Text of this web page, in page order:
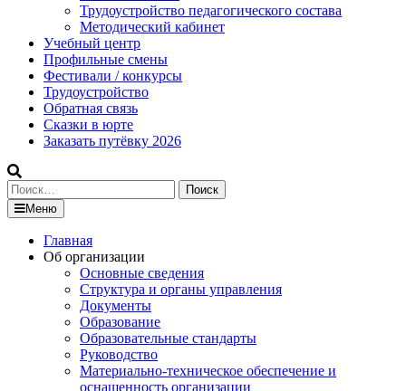
Трудоустройство педагогического состава
Методический кабинет
Учебный центр
Профильные смены
Фестивали / конкурсы
Трудоустройство
Обратная связь
Сказки в юрте
Заказать путёвку 2026
Найти:
Меню
Главная
Об организации
Основные сведения
Структура и органы управления
Документы
Образование
Образовательные стандарты
Руководство
Материально-техническое обеспечение и
оснащенность организации